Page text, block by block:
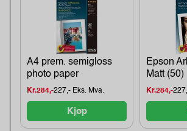
A4 prem. semigloss
photo paper
Kr.284,-227,- Eks. Mva.
Kjøp
Epson
Matt (50)
Kr.284,-